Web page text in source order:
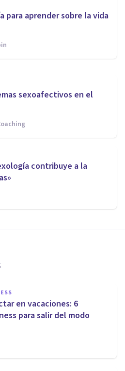
para aprender sobre la vida
Sexólogos (y sus
sexoafectivos en el
contribuye a la
en vacaciones: 6
para salir del modo